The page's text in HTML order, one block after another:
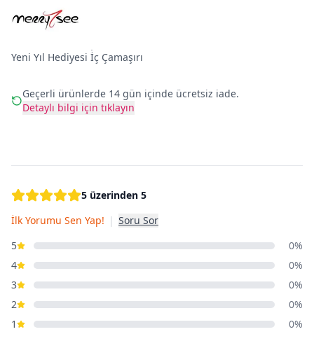
Yeni Yıl Hediyesi İ̇ç Çamaşırı
Geçerli ürünlerde 14 gün içinde ücretsiz iade.
Detaylı bilgi için tıklayın
5 üzerinden 5
İlk Yorumu Sen Yap! | Soru Sor
5
0%
4
0%
3
0%
2
0%
1
0%